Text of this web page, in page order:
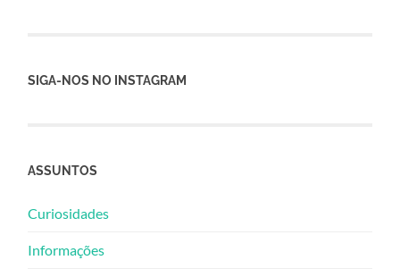
SIGA-NOS NO INSTAGRAM
ASSUNTOS
Curiosidades
Informações